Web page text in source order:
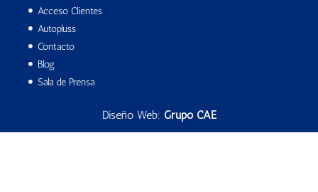
Acceso Clientes
Autopluss
Contacto
Blog
Sala de Prensa
Diseño Web: Grupo CAE